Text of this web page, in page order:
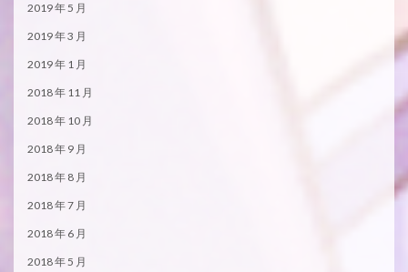
2019 年 5 月
2019 年 3 月
2019 年 1 月
2018 年 11 月
2018 年 10 月
2018 年 9 月
2018 年 8 月
2018 年 7 月
2018 年 6 月
2018 年 5 月